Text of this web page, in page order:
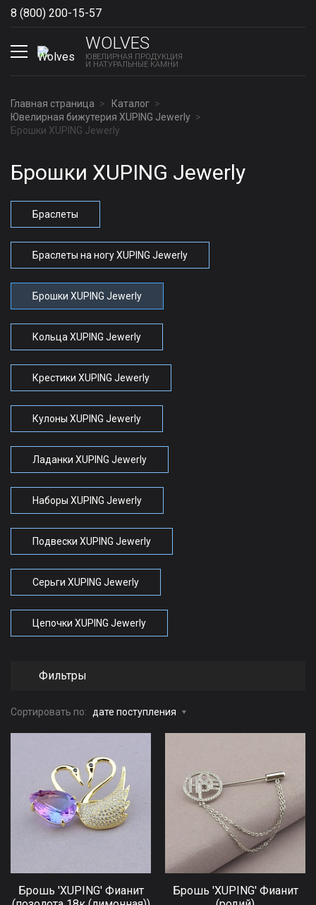
8 (800) 200-15-57
WOLVES
ЮВЕЛИРНАЯ ПРОДУКЦИЯ
И НАТУРАЛЬНЫЕ КАМНИ
Главная страница
Каталог
Ювелирная бижутерия XUPING Jewerly
Брошки XUPING Jewerly
Брошки XUPING Jewerly
Браслеты
Браслеты на ногу XUPING Jewerly
Брошки XUPING Jewerly
Кольца XUPING Jewerly
Крестики XUPING Jewerly
Кулоны XUPING Jewerly
Ладанки XUPING Jewerly
Наборы XUPING Jewerly
Подвески XUPING Jewerly
Серьги XUPING Jewerly
Цепочки XUPING Jewerly
Фильтры
Сортировать по: дате поступления
Брошь 'XUPING' Фианит
Брошь 'XUPING' Фианит